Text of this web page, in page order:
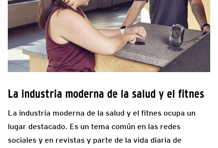
La industria moderna de la salud y el fitnes
La industria moderna de la salud y el fitnes ocupa un
lugar destacado. Es un tema común en las redes
sociales y en revistas y parte de la vida diaria de